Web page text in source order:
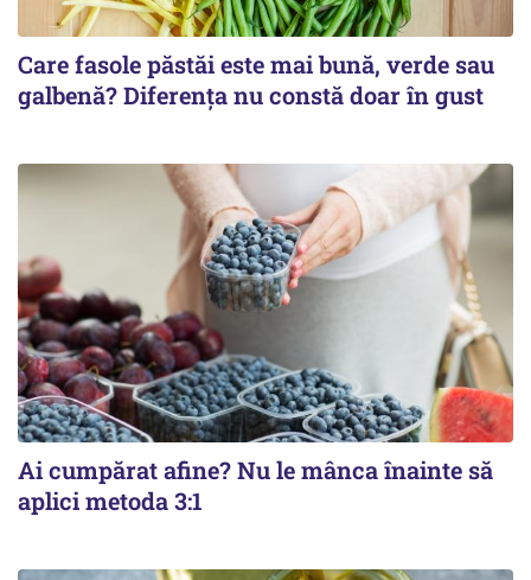
Care fasole păstăi este mai bună, verde sau
galbenă? Diferența nu constă doar în gust
Ai cumpărat afine? Nu le mânca înainte să
aplici metoda 3:1